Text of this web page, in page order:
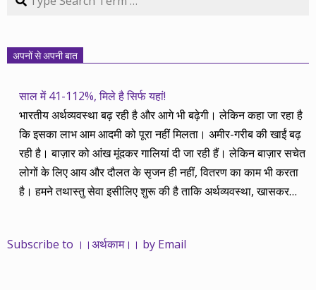
अपनों से अपनी बात
साल में 41-112%, मिले है सिर्फ यहां!
भारतीय अर्थव्यवस्था बढ़ रही है और आगे भी बढ़ेगी। लेकिन कहा जा रहा है
कि इसका लाभ आम आदमी को पूरा नहीं मिलता। अमीर-गरीब की खाईं बढ़
रही है। बाज़ार को आंख मूंदकर गालियां दी जा रही हैं। लेकिन बाज़ार सचेत
लोगों के लिए आय और दौलत के सृजन ही नहीं, वितरण का काम भी करता
है। हमने तथास्तु सेवा इसीलिए शुरू की है ताकि अर्थव्यवस्था, खासकर
महंगाई की दर 10 प्रतिशत से ऊपर रहती है। वे भागकर जाते हैं सोने और
Subscribe to ।।अर्थकाम।। by Email